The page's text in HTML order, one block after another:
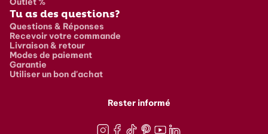
Tu as des questions?
Questions & Réponses
Recevoir votre commande
Livraison & retour
Modes de paiement
Garantie
Utiliser un bon d'achat
Rester informé